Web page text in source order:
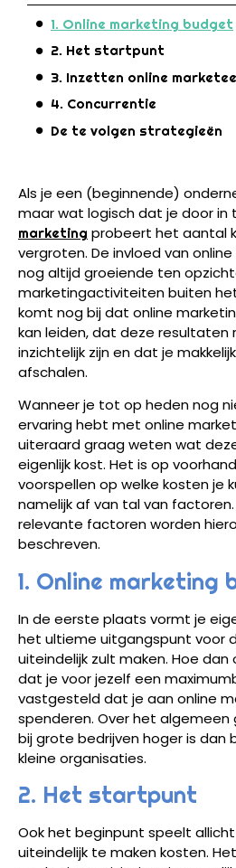
1. Online marketing budget
2. Het startpunt
3. Inzetten online
4. Concurrentie
De te volgen strategieën
Als je een (beginnende)
maar wat logisch dat je door
marketing probeert het aantal
vergroten. De invloed van
nog altijd groeiende ten
marketingactiviteiten buiten
komt nog bij dat online
kan leiden, dat deze resultaten
inzichtelijk zijn en dat je
afschalen.
Wanneer je tot op heden nog
ervaring hebt met online
uiteraard graag weten wat
eigenlijk kost. Het is op
voorspellen op welke kosten je
namelijk af van tal van
relevante factoren worden
beschreven.
1. Online marketing
In de eerste plaats vormt je
het ultieme uitgangspunt voor
uiteindelijk zult maken. Hoe dan
dat je voor jezelf een
vastgesteld dat je aan online
spenderen. Over het
bij grote bedrijven hoger is dan
kleine organisaties.
2. Het startpunt
Ook het beginpunt speelt
uiteindelijk te maken kosten.